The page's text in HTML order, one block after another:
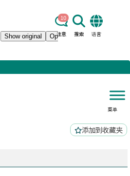
注意
10
搜索 语言
菜单
添加到收藏夹